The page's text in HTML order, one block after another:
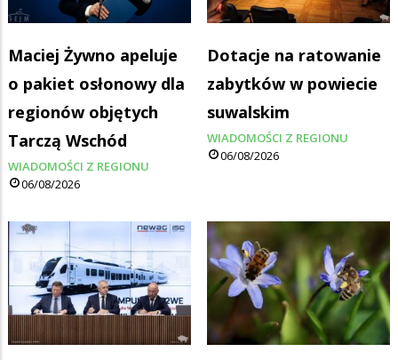
Maciej Żywno apeluje
o pakiet osłonowy dla
regionów objętych
Tarczą Wschód
WIADOMOŚCI Z REGIONU
06/08/2026
Dotacje na ratowanie
zabytków w powiecie
suwalskim
WIADOMOŚCI Z REGIONU
06/08/2026